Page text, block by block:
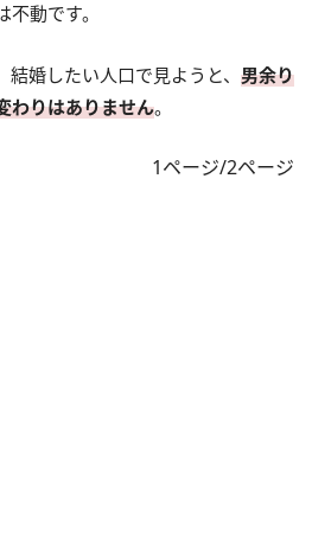
不動です。
婚したい人口で見ようと、 男余り
わりはありません。
1ページ/2ページ